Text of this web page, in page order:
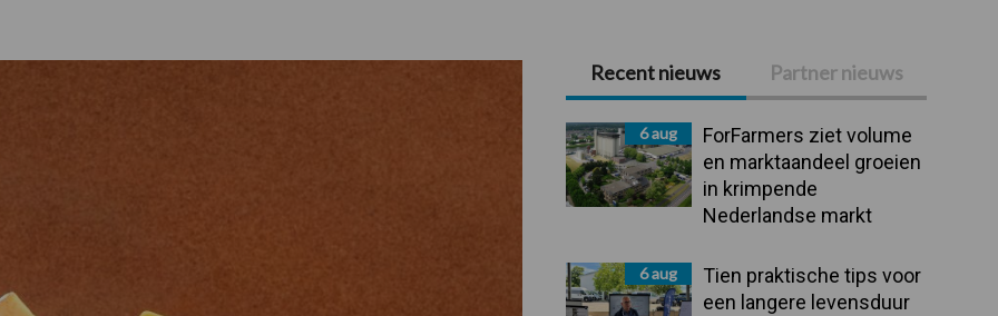
Primaire
Sidebar
Recent nieuws Partner nieuws
6 aug
ForFarmers ziet volume
en marktaandeel groeien
in krimpende
Nederlandse markt
6 aug
Tien praktische tips voor
een langere levensduur